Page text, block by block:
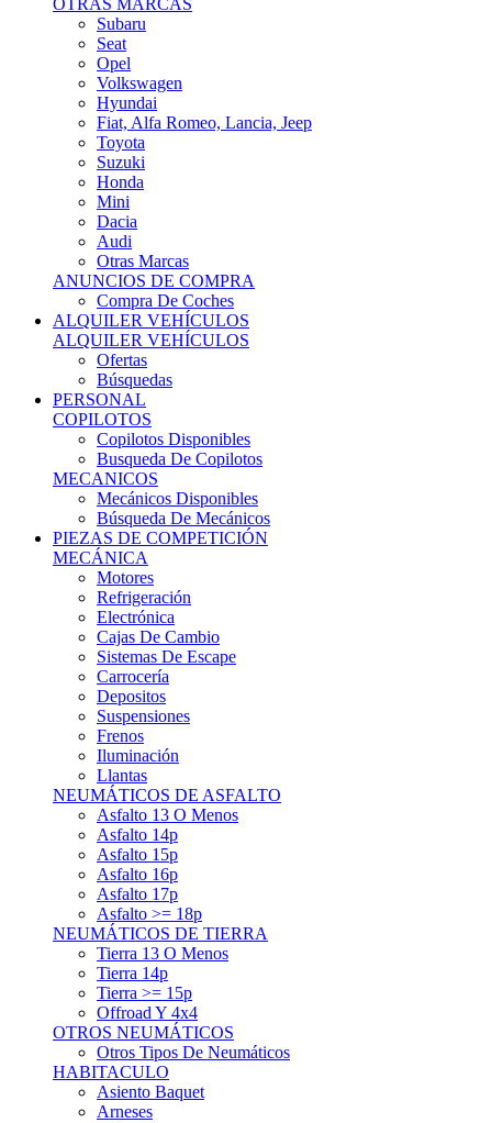
OTRAS MARCAS
Subaru
Seat
Opel
Volkswagen
Hyundai
Fiat, Alfa Romeo, Lancia, Jeep
Toyota
Suzuki
Honda
Mini
Dacia
Audi
Otras Marcas
ANUNCIOS DE COMPRA
Compra De Coches
ALQUILER VEHÍCULOS
ALQUILER VEHÍCULOS
Ofertas
Búsquedas
PERSONAL
COPILOTOS
Copilotos Disponibles
Busqueda De Copilotos
MECANICOS
Mecánicos Disponibles
Búsqueda De Mecánicos
PIEZAS DE COMPETICIÓN
MECÁNICA
Motores
Refrigeración
Electrónica
Cajas De Cambio
Sistemas De Escape
Carrocería
Depositos
Suspensiones
Frenos
Iluminación
Llantas
NEUMÁTICOS DE ASFALTO
Asfalto 13 O Menos
Asfalto 14p
Asfalto 15p
Asfalto 16p
Asfalto 17p
Asfalto >= 18p
NEUMÁTICOS DE TIERRA
Tierra 13 O Menos
Tierra 14p
Tierra >= 15p
Offroad Y 4x4
OTROS NEUMÁTICOS
Otros Tipos De Neumáticos
HABITACULO
Asiento Baquet
Arneses